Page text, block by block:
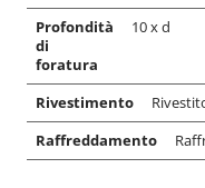
Profondità
di
foratura
10 x d
Rivestimento
Raffreddamento